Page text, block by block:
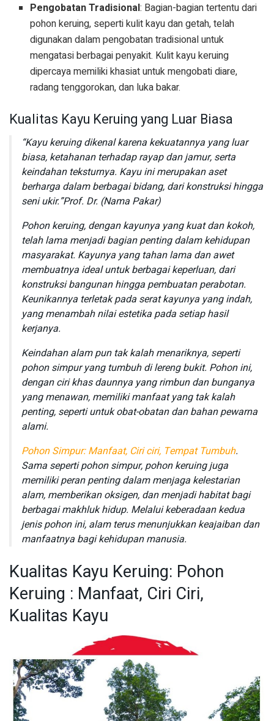
Pengobatan Tradisional: Bagian-bagian tertentu dari
pohon keruing, seperti kulit kayu dan getah, telah
digunakan dalam pengobatan tradisional untuk
mengatasi berbagai penyakit. Kulit kayu keruing
dipercaya memiliki khasiat untuk mengobati diare,
radang tenggorokan, dan luka bakar.
Kualitas Kayu Keruing yang Luar Biasa
“Kayu keruing dikenal karena kekuatannya yang luar
biasa, ketahanan terhadap rayap dan jamur, serta
keindahan teksturnya. Kayu ini merupakan aset
berharga dalam berbagai bidang, dari konstruksi hingga
seni ukir.”Prof. Dr. (Nama Pakar)
Pohon keruing, dengan kayunya yang kuat dan kokoh,
telah lama menjadi bagian penting dalam kehidupan
masyarakat. Kayunya yang tahan lama dan awet
membuatnya ideal untuk berbagai keperluan, dari
konstruksi bangunan hingga pembuatan perabotan.
Keunikannya terletak pada serat kayunya yang indah,
yang menambah nilai estetika pada setiap hasil
kerjanya.
Keindahan alam pun tak kalah menariknya, seperti
pohon simpur yang tumbuh di lereng bukit. Pohon ini,
dengan ciri khas daunnya yang rimbun dan bunganya
yang menawan, memiliki manfaat yang tak kalah
penting, seperti untuk obat-obatan dan bahan pewarna
alami.
Pohon Simpur: Manfaat, Ciri ciri, Tempat Tumbuh.
Sama seperti pohon simpur, pohon keruing juga
memiliki peran penting dalam menjaga kelestarian
alam, memberikan oksigen, dan menjadi habitat bagi
berbagai makhluk hidup. Melalui keberadaan kedua
jenis pohon ini, alam terus menunjukkan keajaiban dan
manfaatnya bagi kehidupan manusia.
Kualitas Kayu Keruing: Pohon
Keruing : Manfaat, Ciri Ciri,
Kualitas Kayu